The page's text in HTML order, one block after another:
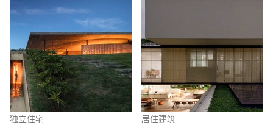
独立住宅
居住建筑